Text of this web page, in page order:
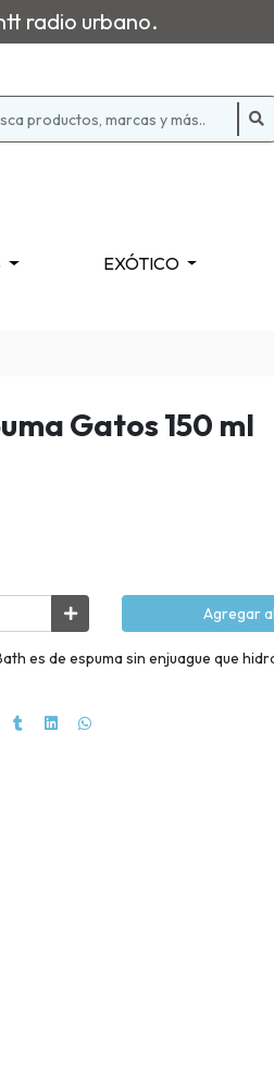
radio urbano.
EXÓTICO
Gatos 150 ml
Agregar
es de espuma sin enjuague que